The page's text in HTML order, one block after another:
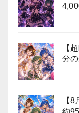
【
分
【
約